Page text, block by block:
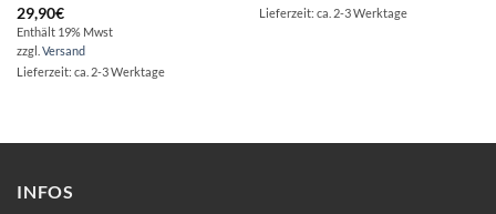
Bewertet
mit5von
5
29,90€
Enthält 19% Mwst
zzgl. Versand
Lieferzeit: ca. 2-3 Werktage
Lieferzeit: ca. 2-3 Werktage
INFOS